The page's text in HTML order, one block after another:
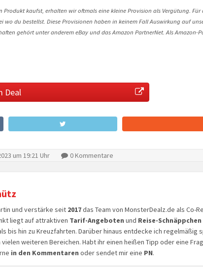
Produkt kaufst, erhalten wir oftmals eine kleine Provision als Vergütung. Für
du bestellst. Diese Provisionen haben in keinem Fall Auswirkung auf
gehört unter anderem eBay und das Amazon PartnerNet. Als Amazon-
Deal
um 19:21 Uhr 0 Kommentare
und verstärke seit 2017das Team von MonsterDealz.de als Co-
liegt auf attraktiven Tarif-Angeboten und Reise-Schnäppchen
bis hin zu Kreuzfahrten. Darüber hinaus entdecke ich regelmäßig
vielen weiteren Bereichen. Habt ihr einen heißen Tipp oder eine
in den Kommentaren oder sendet mir eine PN.